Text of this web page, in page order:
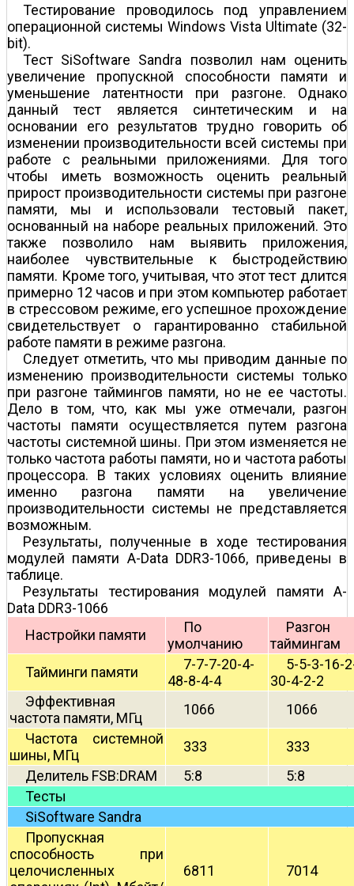
Тестирование проводилось под управлением
операционной системы Windows Vista Ultimate (32-
bit).
Тест SiSoftware Sandra позволил нам оценить
увеличение пропускной способности памяти и
уменьшение латентности при разгоне. Однако
данный тест является синтетическим и на
основании его результатов трудно говорить об
изменении производительности всей системы при
работе с реальными приложениями. Для того
чтобы иметь возможность оценить реальный
прирост производительности системы при разгоне
памяти, мы и использовали тестовый пакет,
основанный на наборе реальных приложений. Это
также позволило нам выявить приложения,
наиболее чувствительные к быстродействию
памяти. Кроме того, учитывая, что этот тест длится
примерно 12 часов и при этом компьютер работает
в стрессовом режиме, его успешное прохождение
свидетельствует о гарантированно стабильной
работе памяти в режиме разгона.
Следует отметить, что мы приводим данные по
изменению производительности системы только
при разгоне таймингов памяти, но не ее частоты.
Дело в том, что, как мы уже отмечали, разгон
частоты памяти осуществляется путем разгона
частоты системной шины. При этом изменяется не
только частота работы памяти, но и частота работы
процессора. В таких условиях оценить влияние
именно разгона памяти на увеличение
производительности системы не представляется
возможным.
Результаты, полученные в ходе тестирования
модулей памяти A-Data DDR3-1066, приведены в
таблице.
Результаты тестирования модулей памяти A-
Data DDR3-1066
Настройки памяти
По
умолчанию
Разгон
таймингам
Тайминги памяти
7-7-7-20-4-
48-8-4-4
5-5-3-16-
30-4-2-2
Эффективная
частота памяти, МГц
1066
1066
Частота системной
шины, МГц
333
333
Делитель FSB:DRAM
5:8
5:8
Тесты
SiSoftware Sandra
Пропускная
способность при
целочисленных
6811 7014